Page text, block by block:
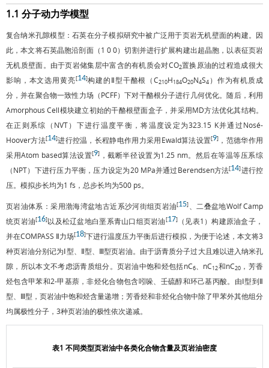
1.1 分子动力学模型
复合纳米孔隙模型：石英在分子模拟研究中被广泛用于页岩无机壁面的构建。因
此，本文将石英晶胞沿剖面（1 0 0）切割并进行扩展构建出超晶胞，以表征页岩
无机质壁面。由于页岩储集层中富含的有机质会对CO2置换原油的过程造成很大
影响，本文选用黄亮[14]构建的Ⅱ型干酪根（C210H184O20N4S4 ）作为有机质成
分，并在聚合物一致性力场（PCFF）下对干酪根分子进行几何优化。随后，利用
Amorphous Cell模块建立初始的干酪根壁面盒子，并采用MD方法优化其结构。
在正则系综（NVT）下进行温度平衡，将温度设定为323.15 K并通过Nosé-
Hoover方法[14]进行控温，长程静电作用力采用Ewald算法设置[9] ，范德华作用
采用Atom based算法设置[9] ，截断半径设置为1.25 nm。然后在等温等压系综
（NPT）下进行压力平衡，压力设定为20 MPa并通过Berendsen方法[14]进行控
压。模拟步长均为1 fs，总步长均为500 ps。
页岩油体系：采用渤海湾盆地古近系沙河街组页岩油[15]
、二叠盆地Wolf Camp
统页岩油[16]以及松辽盆地白垩系青山口组页岩油[17]（见表1 ）构建原油盒子，
并在COMPASS Ⅱ力场[18]下进行温度压力平衡后进行模拟，为便于论述，本文将3
种页岩油分别记为Ⅰ型、Ⅱ型、Ⅲ型页岩油。由于沥青质分子过大且难以进入纳米孔
隙，所以本文不考虑沥青质组分。页岩油中饱和烃包括nC6、nC12和nC20 ，芳香
烃包含甲苯和2-甲基萘，非烃化合物包含吲哚、壬硫醇和环己基丙酸。由Ⅰ型到Ⅱ
型、Ⅲ型，页岩油中饱和烃含量递增；芳香烃和非烃化合物中除了甲苯外其他组分
均属极性分子，3种页岩油的极性依次递减。
表1 不同类型页岩油中各类化合物含量及页岩油密度